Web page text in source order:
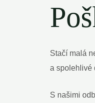
Stačí malá
a spolehlivé
S našimi